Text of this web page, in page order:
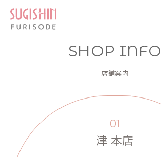
SHOP INFO
店舗案内
01
津 本店